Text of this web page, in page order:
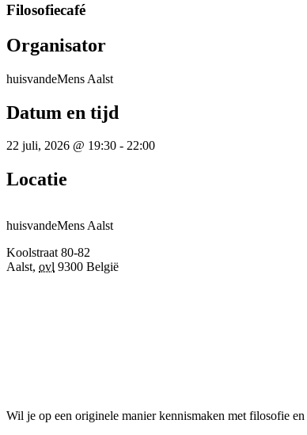
Filosofiecafé
Organisator
huisvandeMens Aalst
Datum en tijd
22 juli, 2026 @ 19:30 - 22:00
Locatie
huisvandeMens Aalst
Koolstraat 80-82
Aalst, ovl 9300 België
Wil je op een originele manier kennismaken met filosofie